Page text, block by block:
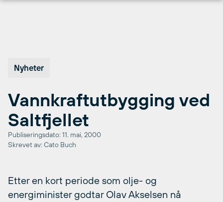
Nyheter
Vannkraftutbygging ved
Saltfjellet
Publiseringsdato: 11. mai, 2000
Skrevet av: Cato Buch
Etter en kort periode som olje- og
energiminister godtar Olav Akselsen nå